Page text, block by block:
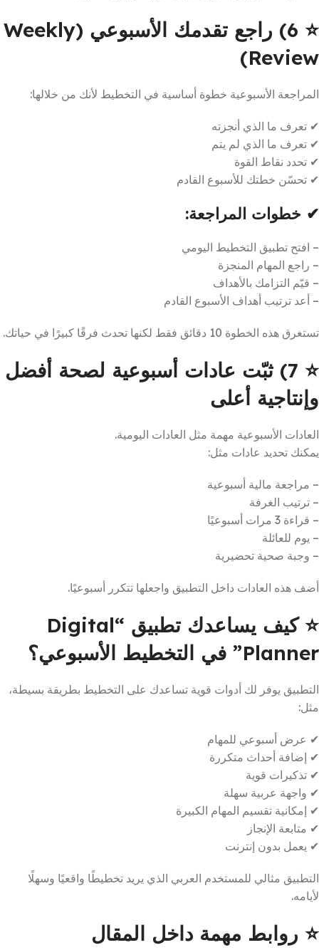
⭐
6) راجع تقدمك الأسبوعي (Weekly
Review)
المراجعة الأسبوعية خطوة أساسية في التخطيط لأنك من خلالها:
✔ تعرف ما الذي أنجزته
✔ تعرف ما الذي لم يتم
✔ تحدد نقاط القوة
✔ تحسّن خطتك للأسبوع القادم
✔ خطوات المراجعة:
– افتح تطبيق التخطيط اليومي
– راجع المهام المنجزة
– قيّم التزامك بالأهداف
– أعد ترتيب أهداف الأسبوع القادم
تستغرق هذه الخطوة 10 دقائق فقط لكنها تحدث فرقًا كبيرًا في حياتك.
⭐
7) ثبّت عادات أسبوعية لصحة أفضل
وإنتاجية أعلى
العادات الأسبوعية مهمة مثل العادات اليومية.
يمكنك تحديد عادات مثل:
– مراجعة مالية أسبوعية
– ترتيب الغرفة
– قراءة 3 مرات أسبوعيًا
– يوم للعائلة
– وجبة صحية تحضيرية
أضف هذه العادات داخل التطبيق واجعلها تتكرر أسبوعيًا.
⭐
كيف يساعدك تطبيق “Digital
Planner” في التخطيط الأسبوعي؟
التطبيق يوفر لك أدوات قوية تساعدك على التخطيط بطريقة بسيطة،
مثل:
✔ عرض أسبوعي للمهام
✔ إضافة أحداث متكررة
✔ تذكيرات قوية
✔ واجهة عربية سهلة
✔ إمكانية تقسيم المهام الكبيرة
✔ متابعة الإنجاز
✔ يعمل بدون إنترنت
التطبيق مثالي للمستخدم العربي الذي يريد تخطيطًا واقعيًا وسهلًا
لأيامه.
⭐ روابط مهمة داخل المقال